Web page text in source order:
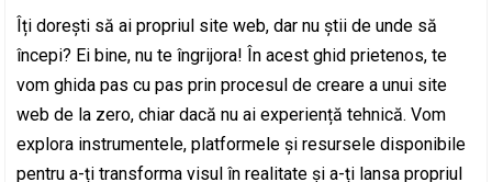
Îți dorești să ai propriul site web, dar nu știi de unde să
începi? Ei bine, nu te îngrijora! În acest ghid prietenos, te
vom ghida pas cu pas prin procesul de creare a unui site
web de la zero, chiar dacă nu ai experiență tehnică. Vom
explora instrumentele, platformele și resursele disponibile
pentru a-ți transforma visul în realitate și a-ți lansa propriul